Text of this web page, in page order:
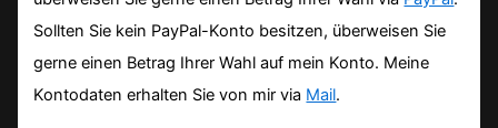
Sollten Sie kein PayPal-Konto besitzen, überweisen Sie
gerne einen Betrag Ihrer Wahl auf mein Konto. Meine
Kontodaten erhalten Sie von mir via Mail.